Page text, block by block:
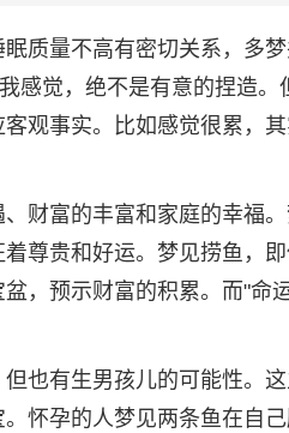
质量不高有密切关系，多
感觉，绝不是有意的捏造。
观事实。比如感觉很累，
财富的丰富和家庭的幸福
尊贵和好运。梦见捞鱼，
，预示财富的积累。而"命
也有生男孩儿的可能性。
怀孕的人梦见两条鱼在自